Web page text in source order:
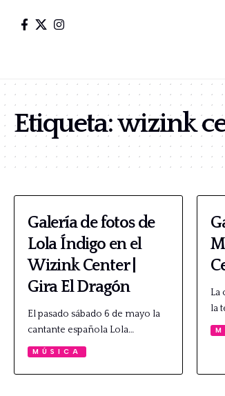
Etiqueta:wizink
Galería de fotos de
Lola Índigo en el
Wizink Center |
Gira El Dragón
El pasado sábado 6 de mayo la
cantante española Lola…
MÚSICA
La
la